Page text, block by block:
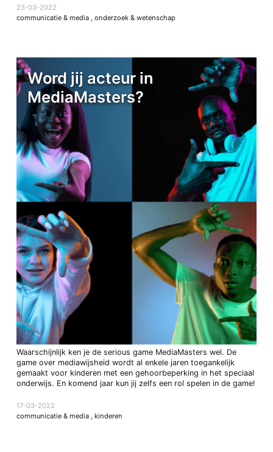
23-03-2022
communicatie & media , onderzoek & wetenschap
Word jij acteur in
MediaMasters?
Waarschijnlijk ken je de serious game MediaMasters wel. De
game over mediawijsheid wordt al enkele jaren toegankelijk
gemaakt voor kinderen met een gehoorbeperking in het speciaal
onderwijs. En komend jaar kun jij zelfs een rol spelen in de game!
17-03-2022
communicatie & media , kinderen